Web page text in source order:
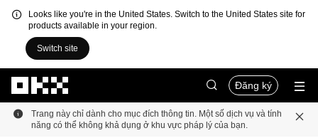
Looks like you're in the United States. Switch to the United States site for
products available in your region.
Switch site
Đăng ký
Trang này chỉ dành cho mục đích thông tin. Một số dịch vụ và tính
năng có thể không khả dụng ở khu vực pháp lý của bạn.